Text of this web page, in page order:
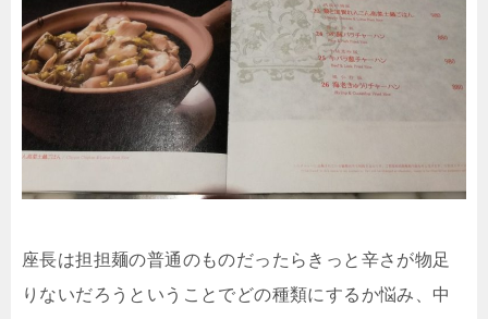
座長は担担麺の普通のものだったらきっと辛さが物足
りないだろうということでどの種類にするか悩み、中